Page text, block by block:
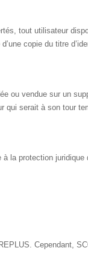
tout utilisateur
copie du titre
ou vendue sur un
qui serait à son tour
la protection juridique
Cependant,